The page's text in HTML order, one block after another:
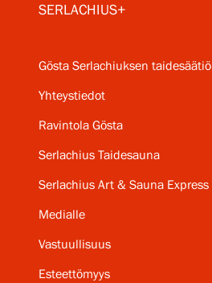
SERLACHIUS+
Gösta Serlachiuksen taidesäätiö
Yhteystiedot
Ravintola Gösta
Serlachius Taidesauna
Serlachius Art & Sauna Express
Medialle
Vastuullisuus
Esteettömyys